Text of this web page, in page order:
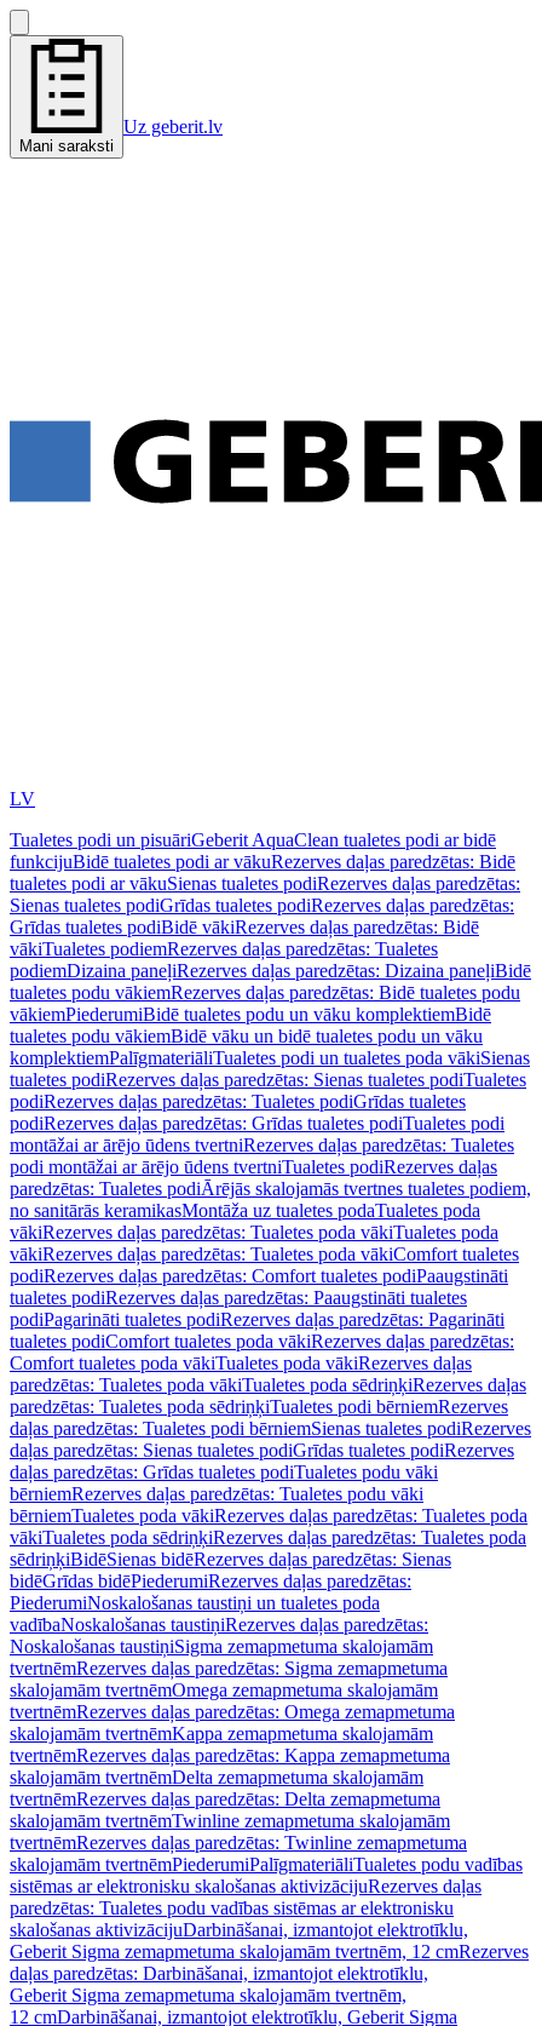
Mani saraksti
Uz geberit.lv
LV
Tualetes podi un pisuāriGeberit AquaClean tualetes podi ar bidē
funkcijuBidē tualetes podi ar vākuRezerves daļas paredzētas: Bidē
tualetes podi ar vākuSienas tualetes podiRezerves daļas paredzētas:
Sienas tualetes podiGrīdas tualetes podiRezerves daļas paredzētas:
Grīdas tualetes podiBidē vākiRezerves daļas paredzētas: Bidē
vākiTualetes podiemRezerves daļas paredzētas: Tualetes
podiemDizaina paneļiRezerves daļas paredzētas: Dizaina paneļiBidē
tualetes podu vākiemRezerves daļas paredzētas: Bidē tualetes podu
vākiemPiederumiBidē tualetes podu un vāku komplektiemBidē
tualetes podu vākiemBidē vāku un bidē tualetes podu un vāku
komplektiemPalīgmateriāliTualetes podi un tualetes poda vākiSienas
tualetes podiRezerves daļas paredzētas: Sienas tualetes podiTualetes
podiRezerves daļas paredzētas: Tualetes podiGrīdas tualetes
podiRezerves daļas paredzētas: Grīdas tualetes podiTualetes podi
montāžai ar ārējo ūdens tvertniRezerves daļas paredzētas: Tualetes
podi montāžai ar ārējo ūdens tvertniTualetes podiRezerves daļas
paredzētas: Tualetes podiĀrējās skalojamās tvertnes tualetes podiem,
no sanitārās keramikasMontāža uz tualetes podaTualetes poda
vākiRezerves daļas paredzētas: Tualetes poda vākiTualetes poda
vākiRezerves daļas paredzētas: Tualetes poda vākiComfort tualetes
podiRezerves daļas paredzētas: Comfort tualetes podiPaaugstināti
tualetes podiRezerves daļas paredzētas: Paaugstināti tualetes
podiPagarināti tualetes podiRezerves daļas paredzētas: Pagarināti
tualetes podiComfort tualetes poda vākiRezerves daļas paredzētas:
Comfort tualetes poda vākiTualetes poda vākiRezerves daļas
paredzētas: Tualetes poda vākiTualetes poda sēdriņķiRezerves daļas
paredzētas: Tualetes poda sēdriņķiTualetes podi bērniemRezerves
daļas paredzētas: Tualetes podi bērniemSienas tualetes podiRezerves
daļas paredzētas: Sienas tualetes podiGrīdas tualetes podiRezerves
daļas paredzētas: Grīdas tualetes podiTualetes podu vāki
bērniemRezerves daļas paredzētas: Tualetes podu vāki
bērniemTualetes poda vākiRezerves daļas paredzētas: Tualetes poda
vākiTualetes poda sēdriņķiRezerves daļas paredzētas: Tualetes poda
sēdriņķiBidēSienas bidēRezerves daļas paredzētas: Sienas
bidēGrīdas bidēPiederumiRezerves daļas paredzētas:
PiederumiNoskalošanas taustiņi un tualetes poda
vadībaNoskalošanas taustiņiRezerves daļas paredzētas:
Noskalošanas taustiņiSigma zemapmetuma skalojamām
tvertnēmRezerves daļas paredzētas: Sigma zemapmetuma
skalojamām tvertnēmOmega zemapmetuma skalojamām
tvertnēmRezerves daļas paredzētas: Omega zemapmetuma
skalojamām tvertnēmKappa zemapmetuma skalojamām
tvertnēmRezerves daļas paredzētas: Kappa zemapmetuma
skalojamām tvertnēmDelta zemapmetuma skalojamām
tvertnēmRezerves daļas paredzētas: Delta zemapmetuma
skalojamām tvertnēmTwinline zemapmetuma skalojamām
tvertnēmRezerves daļas paredzētas: Twinline zemapmetuma
skalojamām tvertnēmPiederumiPalīgmateriāliTualetes podu vadības
sistēmas ar elektronisku skalošanas aktivizācijuRezerves daļas
paredzētas: Tualetes podu vadības sistēmas ar elektronisku
skalošanas aktivizācijuDarbināšanai, izmantojot elektrotīklu,
Geberit Sigma zemapmetuma skalojamām tvertnēm, 12 cmRezerves
daļas paredzētas: Darbināšanai, izmantojot elektrotīklu,
Geberit Sigma zemapmetuma skalojamām tvertnēm,
12 cmDarbināšanai, izmantojot elektrotīklu, Geberit Sigma